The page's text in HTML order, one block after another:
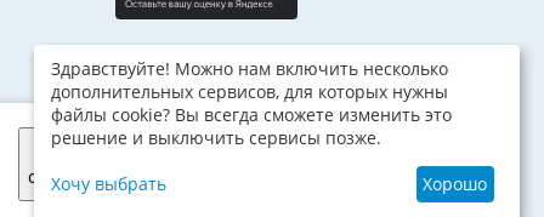
согласен
Здравствуйте! Можно нам включить несколько
дополнительных сервисов, для которых нужны
файлы cookie? Вы всегда сможете изменить это
решение и выключить сервисы позже.
Хочу выбрать Хорошо